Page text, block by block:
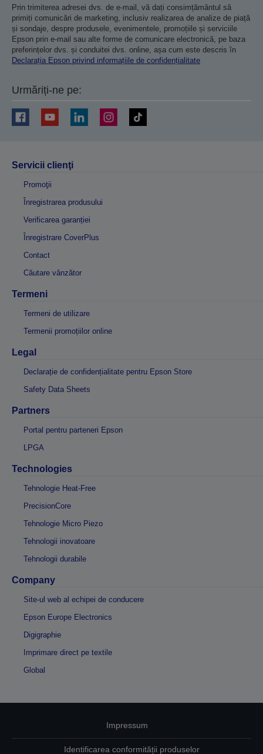
Prin trimiterea adresei dvs. de e-mail, vă dați consimțământul să
primiți comunicări de marketing, inclusiv realizarea de analize de piață
și sondaje, despre produsele, evenimentele, promoțiile și serviciile
Epson prin e-mail sau alte forme de comunicare electronică, pe baza
preferințelor dvs. și conduitei dvs. online, așa cum este descris în
Declarația Epson privind informațiile de confidențialitate
Urmăriți-ne pe:
Servicii clienţi
Promoţii
Înregistrarea produsului
Verificarea garanției
Înregistrare CoverPlus
Contact
Căutare vânzător
Termeni
Termeni de utilizare
Termenii promoțiilor online
Legal
Declarație de confidențialitate pentru Epson Store
Safety Data Sheets
Partners
Portal pentru parteneri Epson
LPGA
Technologies
Tehnologie Heat-Free
PrecisionCore
Tehnologie Micro Piezo
Tehnologii inovatoare
Tehnologii durabile
Company
Site-ul web al echipei de conducere
Epson Europe Electronics
Digigraphie
Imprimare direct pe textile
Global
Impressum
Identificarea conformității produselor